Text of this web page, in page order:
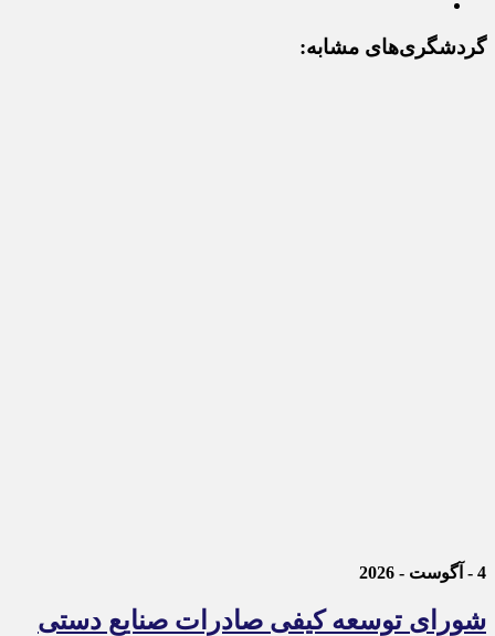
گردشگری‌های مشابه:
4 - آگوست - 2026
شورای توسعه کیفی صادرات صنایع دستی